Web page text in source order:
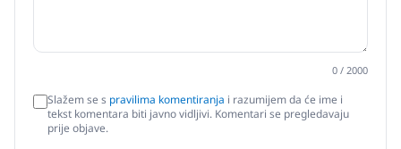
0 / 2000
Slažem se s pravilima komentiranja i razumijem da će ime i
tekst komentara biti javno vidljivi. Komentari se pregledavaju
prije objave.